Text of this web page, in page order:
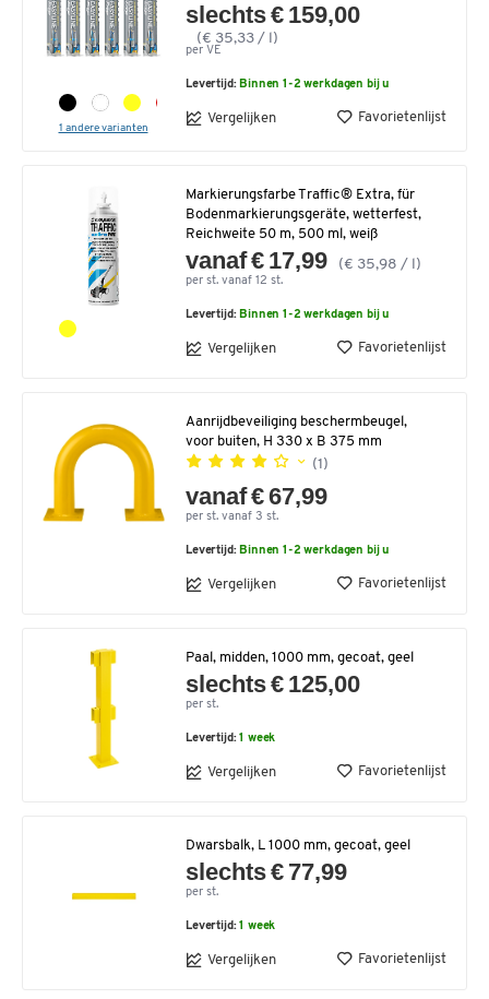
1 andere varianten
slechts € 159,00
(€ 35,33 / l)
per VE
Levertijd: Binnen 1-2 werkdagen bij u
Vergelijken Favorietenlijst
Markierungsfarbe Traffic® Extra, für
Bodenmarkierungsgeräte, wetterfest,
Reichweite 50 m, 500 ml, weiß
vanaf € 17,99 (€ 35,98 / l)
per st. vanaf 12 st.
Levertijd: Binnen 1-2 werkdagen bij u
Vergelijken Favorietenlijst
Aanrijdbeveiliging beschermbeugel,
voor buiten, H 330 x B 375 mm
(1)
vanaf € 67,99
per st. vanaf 3 st.
Levertijd: Binnen 1-2 werkdagen bij u
Vergelijken Favorietenlijst
Paal, midden, 1000 mm, gecoat, geel
slechts € 125,00
per st.
Levertijd:1 week
Vergelijken Favorietenlijst
Dwarsbalk, L 1000 mm, gecoat, geel
slechts € 77,99
per st.
Levertijd:1 week
Vergelijken Favorietenlijst